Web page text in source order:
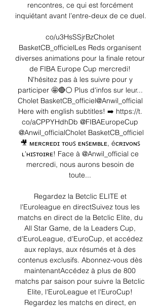
rencontres, ce qui est forcément
inquiétant avant l’entre-deux de ce duel.
co/u3HsSSjrBzCholet
BasketCB_officielLes Reds organisent
diverses animations pour la finale retour
de FIBA Europe Cup mercredi!
N'hésitez pas à les suivre pour y
participer 🤩🔴⚪️ Plus d'infos sur leur...
Cholet BasketCB_officiel@Anwil_official
Here with english subtitles! ➡️ https://t.
co/aCPPYHdhDb @FIBAEuropeCup
@Anwil_officialCholet BasketCB_officiel
🎥 ᴍᴇʀᴄʀᴇᴅɪ ᴛᴏᴜꜱ ᴇɴꜱᴇᴍʙʟᴇ, éᴄʀɪᴠᴏɴꜱ
ʟ'ʜɪꜱᴛᴏɪʀᴇ! Face à @Anwil_official ce
mercredi, nous aurons besoin de
toute...
Regardez la Betclic ELITE et
l'Euroleague en directSuivez tous les
matchs en direct de la Betclic Elite, du
All Star Game, de la Leaders Cup,
d'EuroLeague, d'EuroCup, et accédez
aux replays, aux résumés et à des
contenus exclusifs. Abonnez-vous dès
maintenantAccédez à plus de 800
matchs par saison pour suivre la Betclic
Elite, l'EuroLeague et l'EuroCup!
Regardez les matchs en direct, en